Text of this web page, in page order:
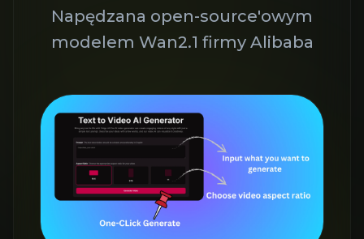
Napędzana open-source'owym
modelem Wan2.1 firmy Alibaba